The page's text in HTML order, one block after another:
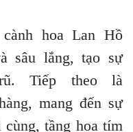
hoa Lan Hồ
sâu lắng, tạo sự
Tiếp theo là
mang đến sự
tầng hoa tím